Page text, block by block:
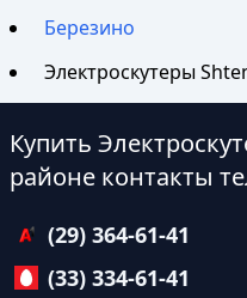
Березино
Электроскутеры
Купить
районе контакты
(29) 364-61-41
(33) 334-61-41